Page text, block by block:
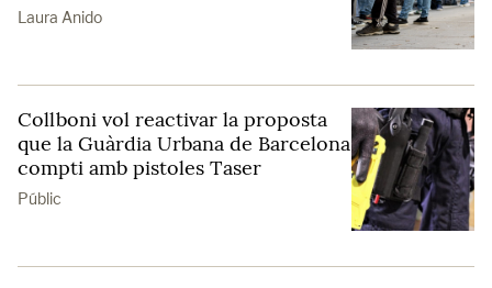
Laura Anido
Collboni vol reactivar la proposta
que la Guàrdia Urbana de Barcelona
compti amb pistoles Taser
Públic